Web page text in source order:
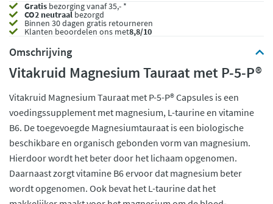
Gratis bezorging vanaf 35,- *
CO2 neutraalbezorgd
Binnen 30 dagen gratis retourneren
Klanten beoordelen ons met8,8/10
Omschrijving
Vitakruid Magnesium Tauraat met P-5-P®
Vitakruid Magnesium Tauraat met P-5-P® Capsules is een
voedingssupplement met magnesium, L-taurine en vitamine
B6. De toegevoegde Magnesiumtauraat is een biologische
beschikbare en organisch gebonden vorm van magnesium.
Hierdoor wordt het beter door het lichaam opgenomen.
Daarnaast zorgt vitamine B6 ervoor dat magnesium beter
wordt opgenomen. Ook bevat het L-taurine dat het